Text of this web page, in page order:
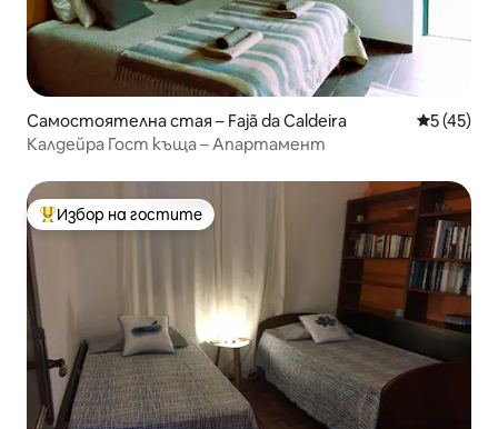
Самостоятелна стая – Fajã da Caldeira Средна
5 (45)
Калдейра Гост къща – Апартамент
Най-популярен избор на гостите
Избор на гостите